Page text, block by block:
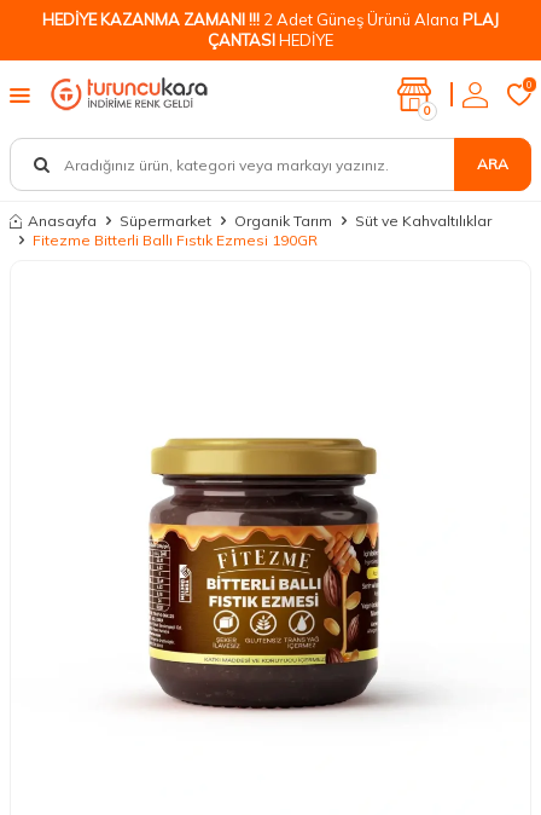
HEDİYE KAZANMA ZAMANI !!! 2 Adet Güneş Ürünü Alana PLAJ
ÇANTASIHEDİYE
ARA
0
0
Anasayfa Süpermarket Organik Tarım
Süt ve Kahvaltılıklar
Fitezme Bitterli Ballı Fıstık Ezmesi 190GR